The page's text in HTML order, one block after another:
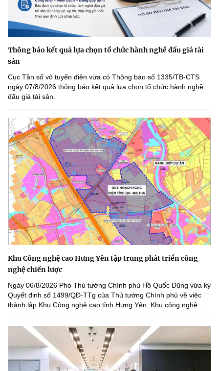
Thông báo kết quả lựa chọn tổ chức hành nghề đấu giá tài
sản
Cục Tần số vô tuyến điện vừa có Thông báo số 1335/TB-CTS
ngày 07/8/2026 thông báo kết quả lựa chọn tổ chức hành nghề
đấu giá tài sản.
Khu Công nghệ cao Hưng Yên tập trung phát triển công
nghệ chiến lược
Ngày 06/8/2026 Phó Thủ tướng Chính phủ Hồ Quốc Dũng vừa ký
Quyết định số 1499/QĐ-TTg của Thủ tướng Chính phủ về việc
thành lập Khu Công nghệ cao tỉnh Hưng Yên. Khu công nghệ...